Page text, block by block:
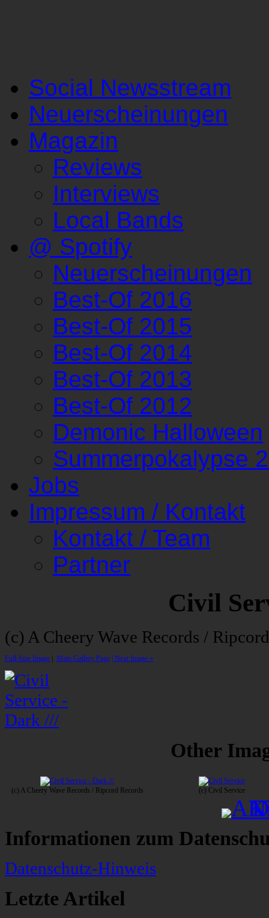
Social Newsstream
Neuerscheinungen
Magazin
Reviews
Interviews
Local Bands
@ Spotify
Neuerscheinungen
Best-Of 2016
Best-Of 2015
Best-Of 2014
Best-Of 2013
Best-Of 2012
Demonic Halloween
Summerpokalypse
Jobs
Impressum / Kontakt
Kontakt / Team
Partner
Civil
(c) A Cheery Wave Records /
Full-Size Image Main Gallery Page | Next Image »
Other
(c) A Cheery Wave Records / Ripcord Records (c) Civil Service
Informationen zum
Datenschutz-Hinweis
Letzte Artikel